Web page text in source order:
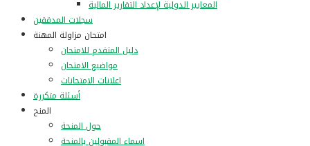
المعايير الدولية لإعداد التقارير المالية
سجلات المدققين
امتحان مزاولة المهنة
دليل المتقدم للامتحان
مواضيع الامتحان
اعلانات الامتحانات
أسئلة متكررة
المنح
حول المنحة
اسماء المقبولين بالمنحة